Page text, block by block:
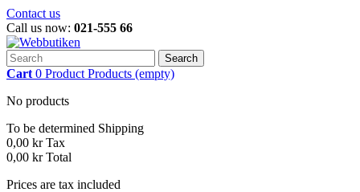
Contact us
Call us now: 021-555 66
Search
Cart 0 Product Products (empty)
No products
To be determined Shipping
0,00 kr Tax
0,00 kr Total
Prices are tax included